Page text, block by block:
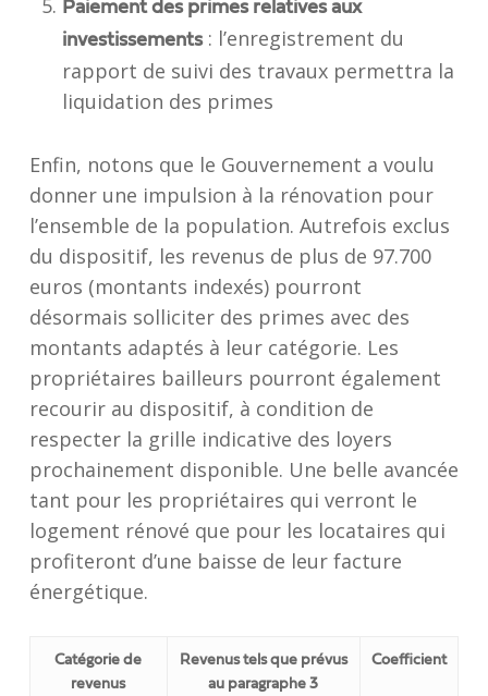
Paiement des primes relatives aux
investissements: l’enregistrement du
rapport de suivi des travaux permettra la
liquidation des primes
Enfin, notons que le Gouvernement a voulu
donner une impulsion à la rénovation pour
l’ensemble de la population. Autrefois exclus
du dispositif, les revenus de plus de 97.700
euros (montants indexés) pourront
désormais solliciter des primes avec des
montants adaptés à leur catégorie. Les
propriétaires bailleurs pourront également
recourir au dispositif, à condition de
respecter la grille indicative des loyers
prochainement disponible. Une belle avancée
tant pour les propriétaires qui verront le
logement rénové que pour les locataires qui
profiteront d’une baisse de leur facture
énergétique.
Catégorie de
revenus
Revenus tels que prévus
au paragraphe 3
Coefficient